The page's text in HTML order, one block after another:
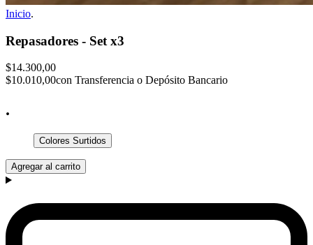
Inicio.
Repasadores - Set x3
$14.300,00
$10.010,00con Transferencia o Depósito Bancario
.
Colores Surtidos
Agregar al carrito